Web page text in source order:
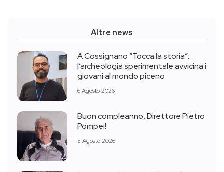
Altre news
A Cossignano “Tocca la storia”:
l’archeologia sperimentale avvicina i
giovani al mondo piceno
6 Agosto 2026
Buon compleanno, Direttore Pietro
Pompei!
5 Agosto 2026